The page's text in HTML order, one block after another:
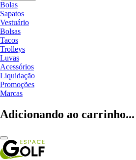
Bolas
Sapatos
Vestuário
Bolsas
Tacos
Trolleys
Luvas
Acessórios
Liquidação
Promoções
Marcas
Adicionando ao carrinho...